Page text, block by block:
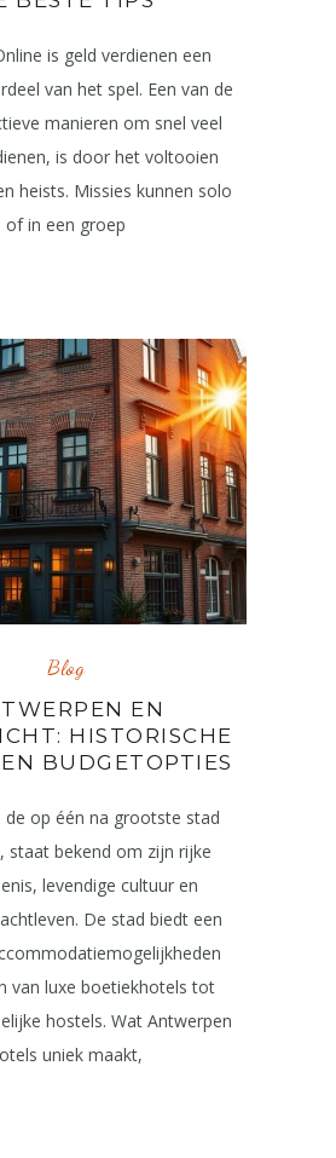
is geld verdienen een
van het spel. Een van de
manieren om snel veel
is door het voltooien
heists. Missies kunnen solo
of in een groep
Blog
EN
HISTORISCHE
BUDGETOPTIES
de op één na grootste stad
staat bekend om zijn rijke
levendige cultuur en
De stad biedt een
van luxe boetiekhotels tot
hostels. Wat Antwerpen
uniek maakt,